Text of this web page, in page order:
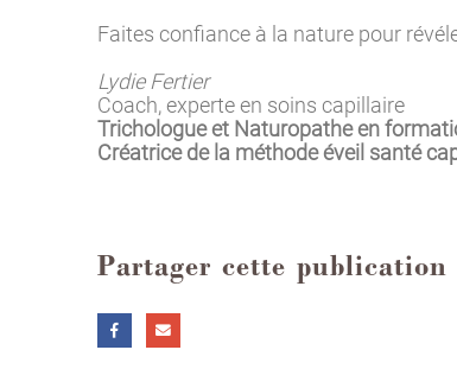
Faites confiance à la nature pour
Lydie Fertier
Coach, experte en soins capillaire
Trichologue et Naturopathe en
Créatrice de la méthode éveil santé
Partager cette publication